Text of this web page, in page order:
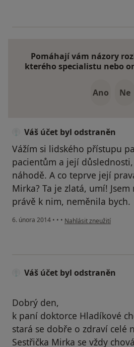
Pomáhají vám názory
kterého specialistu nebo
Ano Ne
Váš účet byl odstraněn
Vážím si lidského přístupu
pacientům a její
náhodě. A co teprve její
Mirka? Ta je zlatá, umí!
právě k nim, neměnila bych.
6. února 2014 • • • podle názoru uživatele
Nahlásit zneužití
Váš účet byl odstraněn
Dobrý den,
k paní doktorce Hladíkové
stará se dobře o zdraví celé
Sestřička Mirka se vždy